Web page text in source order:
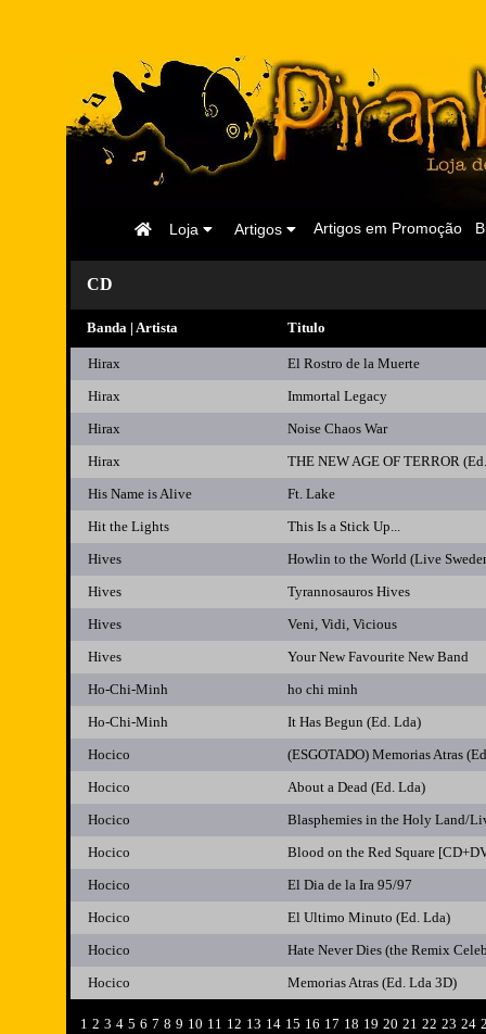
Artigos em Promoção
Artigos
Loja
Página
CD
Banda | Artista Titulo
Hirax
El Rostro de la Muerte
Hirax
Immortal Legacy
Hirax
Noise Chaos War
Hirax
THE NEW AGE OF TERROR
His Name is Alive
Ft. Lake
Hit the Lights
This Is a Stick Up...
Hives
Howlin to the World (Live
Hives
Tyrannosauros Hives
Hives
Veni, Vidi, Vicious
Hives
Your New Favourite New Band
Ho-Chi-Minh
ho chi minh
Ho-Chi-Minh
It Has Begun (Ed. Lda)
Hocico
(ESGOTADO) Memorias Atras
Hocico
About a Dead (Ed. Lda)
Hocico
Blasphemies in the Holy Land/
Hocico
Blood on the Red Square
Hocico
El Dia de la Ira 95/97
Hocico
El Ultimo Minuto (Ed. Lda)
Hocico
Hate Never Dies (the Remix
Hocico
Memorias Atras (Ed. Lda 3D)
1 2 3 4 5 6 7 8 9 10 11 12 13 14 15 16 17 18 19 20 21 22 23 24